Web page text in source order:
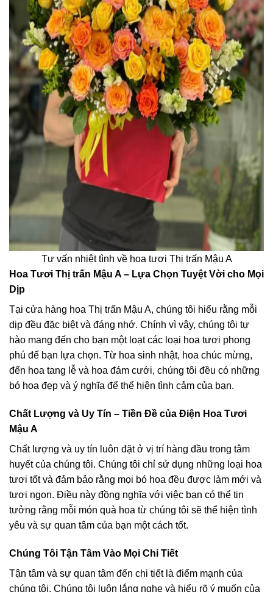
Tư vấn nhiệt tình về hoa tươi Thị trấn Mậu A
Hoa Tươi Thị trấn Mậu A – Lựa Chọn Tuyệt Vời cho Mọi
Dịp
Tại cửa hàng hoa Thị trấn Mậu A, chúng tôi hiểu rằng mỗi
dịp đều đặc biệt và đáng nhớ. Chính vì vậy, chúng tôi tự
hào mang đến cho bạn một loạt các loại hoa tươi phong
phú để bạn lựa chọn. Từ hoa sinh nhật, hoa chúc mừng,
đến hoa tang lễ và hoa đám cưới, chúng tôi đều có những
bó hoa đẹp và ý nghĩa để thể hiện tình cảm của bạn.
Chất Lượng và Uy Tín – Tiền Đề của Điện Hoa Tươi
Mậu A
Chất lượng và uy tín luôn đặt ở vị trí hàng đầu trong tâm
huyết của chúng tôi. Chúng tôi chỉ sử dụng những loại hoa
tươi tốt và đảm bảo rằng mọi bó hoa đều được làm mới và
tươi ngon. Điều này đồng nghĩa với việc bạn có thể tin
tưởng rằng mỗi món quà hoa từ chúng tôi sẽ thể hiện tình
yêu và sự quan tâm của bạn một cách tốt.
Chúng Tôi Tận Tâm Vào Mọi Chi Tiết
Tận tâm và sự quan tâm đến chi tiết là điểm mạnh của
chúng tôi. Chúng tôi luôn lắng nghe và hiểu rõ ý muốn của